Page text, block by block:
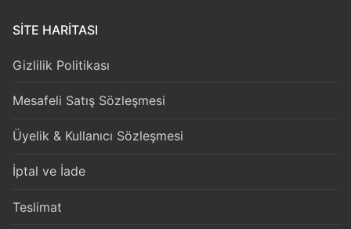
SITE HARITASI
Gizlilik Politikası
Mesafeli Satış Sözleşmesi
Üyelik & Kullanıcı Sözleşmesi
İptal ve İade
Teslimat